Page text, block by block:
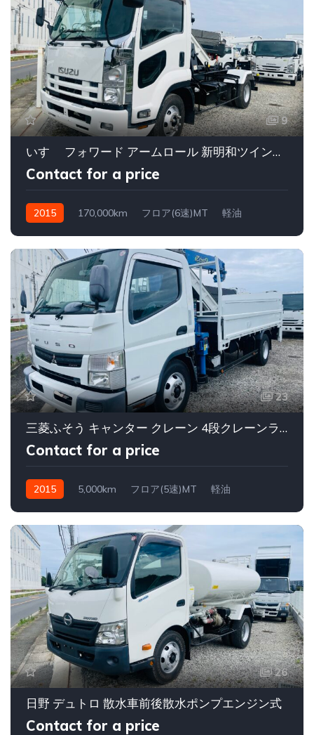
9
いすゞ フォワード アームロール 新明和ツインホイストCCA44-30
Contact for a price
2015 170,000km フロア(6速)MT 軽油
23
三菱ふそう キャンター クレーン 4段クレーンラジコン平パワーゲート付
Contact for a price
2015 5,000km フロア(5速)MT 軽油
26
日野 デュトロ 散水車前後散水ポンプエンジン式
Contact for a price